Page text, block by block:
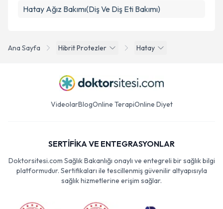
Ana Sayfa Hibrit Protezler Hatay
Hatay Ağız Bakımı(Diş Ve Diş Eti Bakımı)
VideolarBlogOnline TerapiOnline Diyet
SERTİFİKA VE ENTEGRASYONLAR
Doktorsitesi.com Sağlık Bakanlığı onaylı ve entegreli bir sağlık bilgi
platformudur. Sertifikaları ile tescillenmiş güvenilir altyapısıyla
sağlık hizmetlerine erişim sağlar.